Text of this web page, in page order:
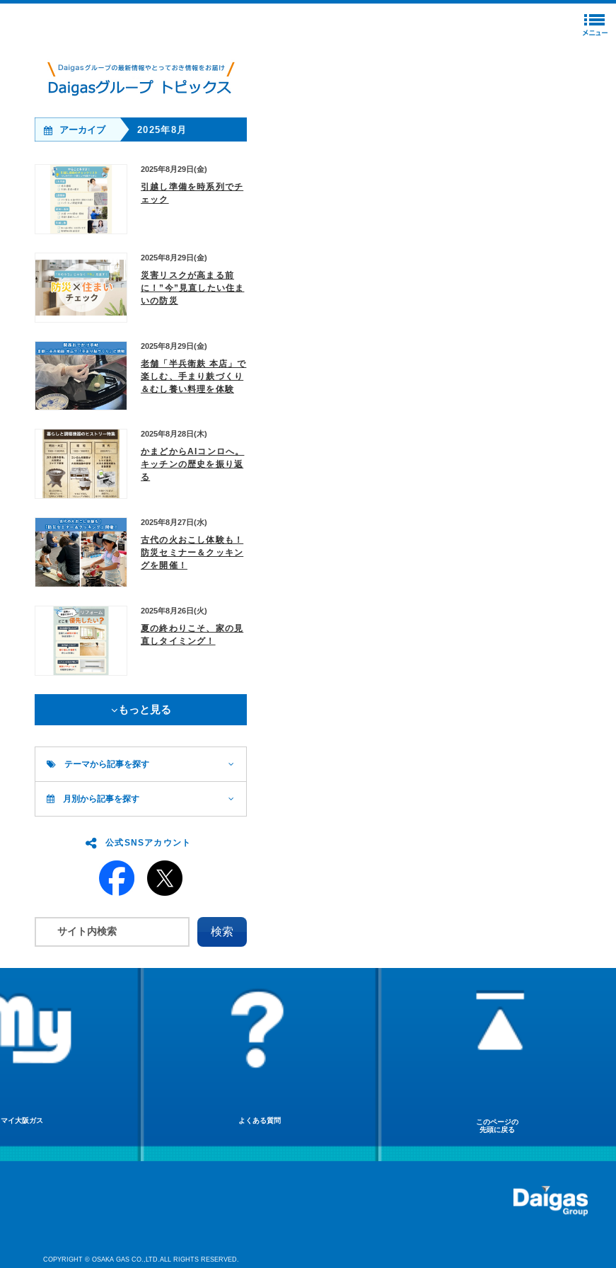
アーカイブ 2025年8月
2025年8月29日(金)
引越し準備を時系列でチ
ェック
2025年8月29日(金)
災害リスクが高まる前
に！”今”見直したい住ま
いの防災
2025年8月29日(金)
老舗「半兵衛麸 本店」で
楽しむ、手まり麸づくり
＆むし養い料理を体験
2025年8月28日(木)
かまどからAIコンロへ。
キッチンの歴史を振り返
る
2025年8月27日(水)
古代の火おこし体験も！
防災セミナー＆クッキン
グを開催！
2025年8月26日(火)
夏の終わりこそ、家の見
直しタイミング！
もっと見る
テーマから記事を探す
月別から記事を探す
公式SNSアカウント
マイ大阪ガス よくある質問
このページの
先頭に戻る
COPYRIGHT © OSAKA GAS CO.,LTD.ALL RIGHTS RESERVED.